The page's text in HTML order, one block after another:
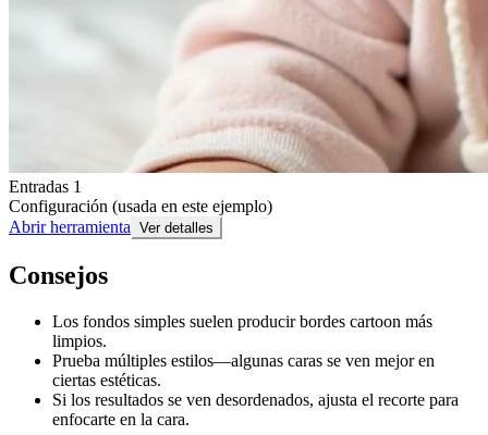
Entradas 1
Configuración (usada en este ejemplo)
Abrir herramienta Ver detalles
Consejos
Los fondos simples suelen producir bordes cartoon más
limpios.
Prueba múltiples estilos—algunas caras se ven mejor en
ciertas estéticas.
Si los resultados se ven desordenados, ajusta el recorte para
enfocarte en la cara.